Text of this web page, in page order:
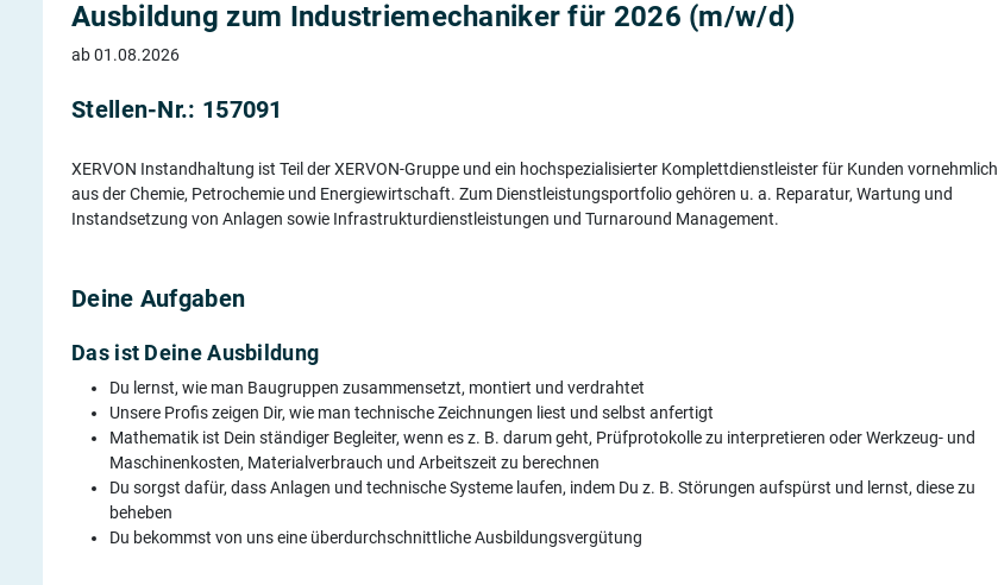
Ausbildung zum Industriemechaniker für 2026 (m/w/d)
ab 01.08.2026
Stellen-Nr.: 157091
XERVON Instandhaltung ist Teil der XERVON-Gruppe und ein hochspezialisierter Komplettdienstleister für Kunden vornehmlich
aus der Chemie, Petrochemie und Energiewirtschaft. Zum Dienstleistungsportfolio gehören u. a. Reparatur, Wartung und
Instandsetzung von Anlagen sowie Infrastrukturdienstleistungen und Turnaround Management.
Deine Aufgaben
Das ist Deine Ausbildung
Du lernst, wie man Baugruppen zusammen­setzt, montiert und verdrahtet
Unsere Profis zeigen Dir, wie man technische Zeichnungen liest und selbst anfertigt
Mathematik ist Dein ständiger Begleiter, wenn es z. B. darum geht, Prüfprotokolle zu interpretieren oder Werkzeug- und
Maschinen­kosten, Materialverbrauch und Arbeitszeit zu berechnen
Du sorgst dafür, dass Anlagen und technische Systeme laufen, indem Du z. B. Störungen aufspürst und lernst, diese zu
beheben
Du bekommst von uns eine überdurch­schnittliche Ausbildungsvergütung